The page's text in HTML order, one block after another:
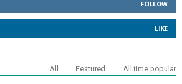
FOLLOW
LIKE
All Featured All time popular